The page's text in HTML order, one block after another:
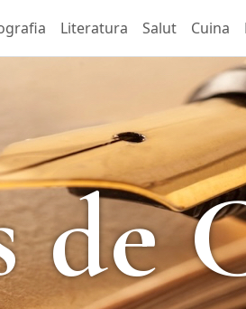
Literatura Salut Cuina
de